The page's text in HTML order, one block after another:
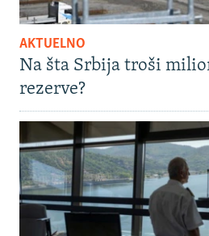
AKTUELNO
Na šta Srbija troši
rezerve?